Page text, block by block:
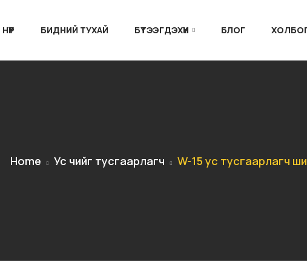
НҮҮР БИДНИЙ ТУХАЙ БҮТЭЭГДЭХҮҮН БЛОГ
Home Ус чийг тусгаарлагч W-15 ус тусгаарлагч